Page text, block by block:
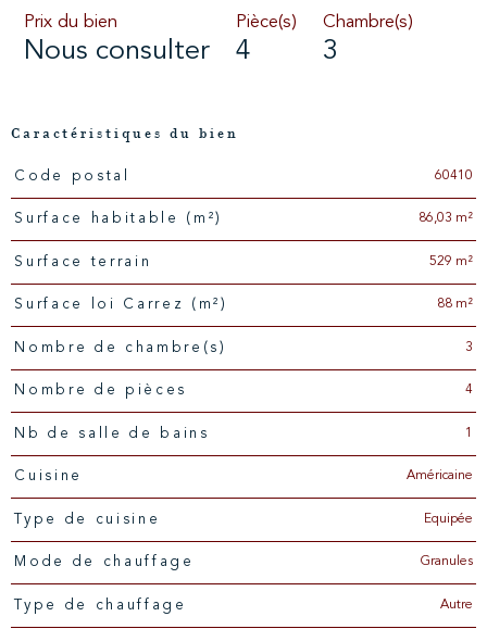
Prix du bien
Nous consulter
Pièce(s)
4
Chambre(s)
3
Caractéristiques du bien
Caractéristiques Valeurs
Code postal 60410
Surface habitable (m²) 86,03 m²
surface terrain 529 m²
Surface loi Carrez (m²) 88 m²
Nombre de chambre(s) 3
Nombre de pièces 4
Nb de salle de bains 1
Cuisine Américaine
Type de cuisine Equipée
Mode de chauffage Granules
Type de chauffage Autre